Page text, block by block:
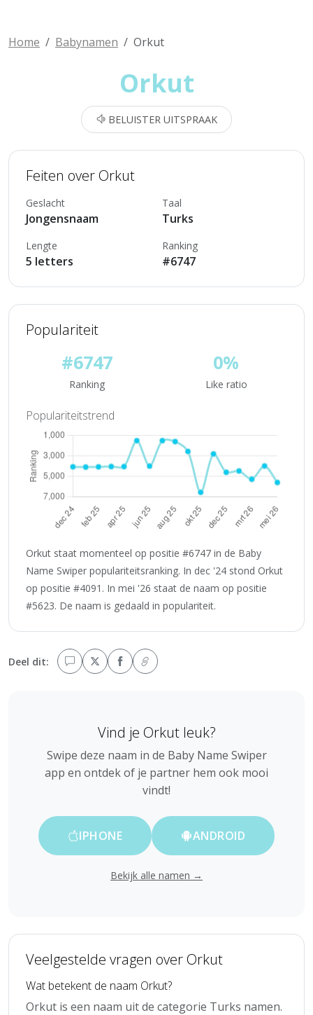
Home Babynamen Orkut
Orkut
BELUISTER UITSPRAAK
Feiten over Orkut
Geslacht
Jongensnaam
Taal
Turks
Lengte
5 letters
Ranking
#6747
Populariteit
#6747
Ranking
0%
Like ratio
Populariteitstrend
Orkut staat momenteel op positie #6747 in de Baby
Name Swiper populariteitsranking. In dec '24 stond Orkut
op positie #4091. In mei '26 staat de naam op positie
#5623. De naam is gedaald in populariteit.
Deel dit:
Vind je Orkut leuk?
Swipe deze naam in de Baby Name Swiper
app en ontdek of je partner hem ook mooi
vindt!
IPHONE ANDROID
Bekijk alle namen →
Veelgestelde vragen over Orkut
Wat betekent de naam Orkut?
Orkut is een naam uit de categorie Turks namen.